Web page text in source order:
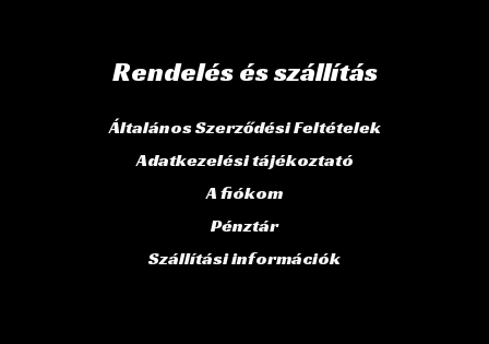
Rendelés és szállítás
Általános Szerződési Feltételek
Adatkezelési tájékoztató
A fiókom
Pénztár
Szállítási információk